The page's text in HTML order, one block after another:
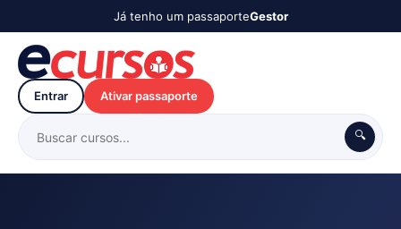
Já tenho um passaporteGestor
🔍
Entrar Ativar passaporte